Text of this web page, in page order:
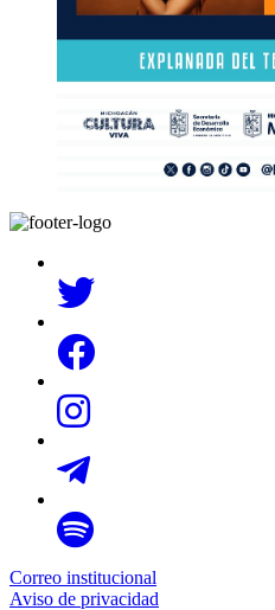
Correo institucional
Aviso de privacidad